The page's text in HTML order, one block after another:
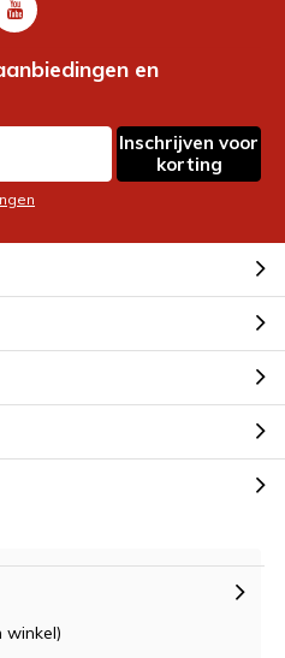
en
Inschrijven voor
korting
winkel)